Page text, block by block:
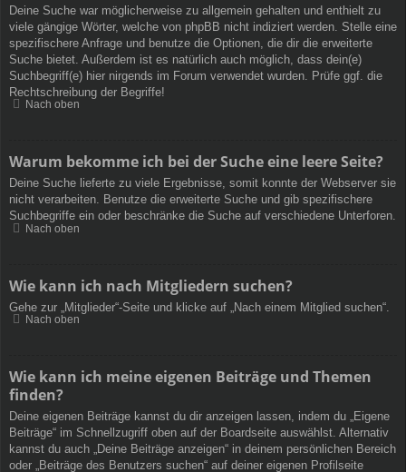
Deine Suche war möglicherweise zu allgemein gehalten und enthielt zu
viele gängige Wörter, welche von phpBB nicht indiziert werden. Stelle eine
spezifischere Anfrage und benutze die Optionen, die dir die erweiterte
Suche bietet. Außerdem ist es natürlich auch möglich, dass dein(e)
Suchbegriff(e) hier nirgends im Forum verwendet wurden. Prüfe ggf. die
Rechtschreibung der Begriffe!
Nach oben
Warum bekomme ich bei der Suche eine leere Seite?
Deine Suche lieferte zu viele Ergebnisse, somit konnte der Webserver sie
nicht verarbeiten. Benutze die erweiterte Suche und gib spezifischere
Suchbegriffe ein oder beschränke die Suche auf verschiedene Unterforen.
Nach oben
Wie kann ich nach Mitgliedern suchen?
Gehe zur „Mitglieder“-Seite und klicke auf „Nach einem Mitglied suchen“.
Nach oben
Wie kann ich meine eigenen Beiträge und Themen
finden?
Deine eigenen Beiträge kannst du dir anzeigen lassen, indem du „Eigene
Beiträge“ im Schnellzugriff oben auf der Boardseite auswählst. Alternativ
kannst du auch „Deine Beiträge anzeigen“ in deinem persönlichen Bereich
oder „Beiträge des Benutzers suchen“ auf deiner eigenen Profilseite